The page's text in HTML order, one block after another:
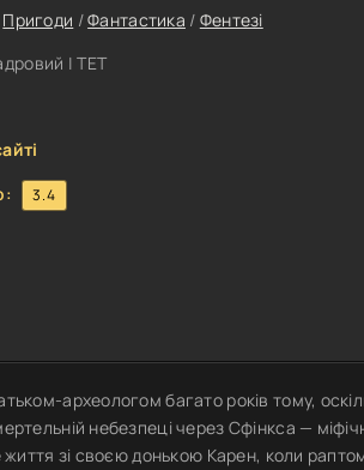
Пригоди /Фантастика / Фентезі
| ТЕТ
3.4
археологом багато років тому,
небезпеці через Сфінкса —
життя зі своєю донькою Карен, коли